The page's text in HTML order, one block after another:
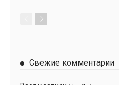
Свежие комментарии